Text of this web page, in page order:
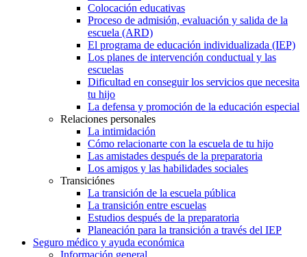
Colocación educativas
Proceso de admisión, evaluación y salida de la
escuela (ARD)
El programa de educación individualizada (IEP)
Los planes de intervención conductual y las
escuelas
Dificultad en conseguir los servicios que necesita
tu hijo
La defensa y promoción de la educación especial
Relaciones personales
La intimidación
Cómo relacionarte con la escuela de tu hijo
Las amistades después de la preparatoria
Los amigos y las habilidades sociales
Transiciónes
La transición de la escuela pública
La transición entre escuelas
Estudios después de la preparatoria
Planeación para la transición a través del IEP
Seguro médico y ayuda económica
Información general